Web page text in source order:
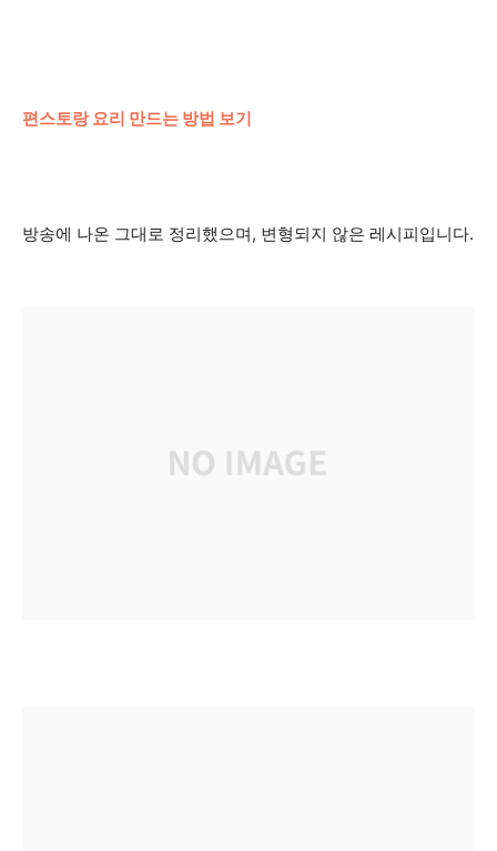
편스토랑 요리 만드는 방법 보기
방송에 나온 그대로 정리했으며, 변형되지 않은 레시피입니다.